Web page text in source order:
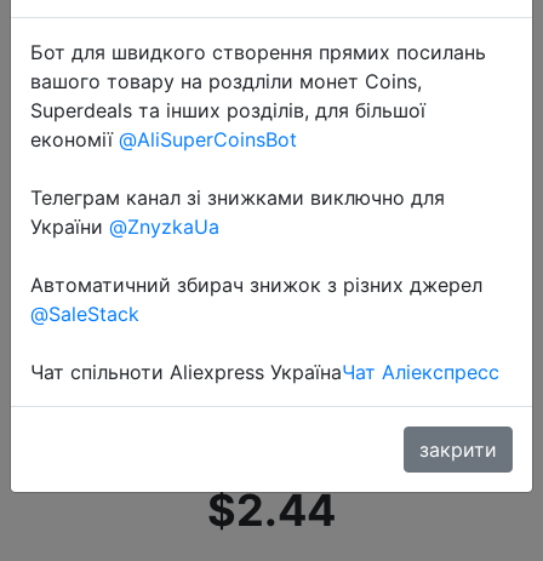
2020-09-25
Горячая распродажа шапка
мужская зимняя повседневное
шапка мужская женская теплая
Смешанный цветовой дизайн
$2.44
Бот для швидкого створення прямих посилань
вашого товару на роздліли монет Coins,
Superdeals та інших розділів, для більшої
економії @AliSuperCoinsBot
Телеграм канал зі знижками виключно для
України @ZnyzkaUa
Автоматичний збирач знижок з різних джерел
@SaleStack
Чат спільноти Aliexpress УкраїнаЧат Аліекспресс
закрити